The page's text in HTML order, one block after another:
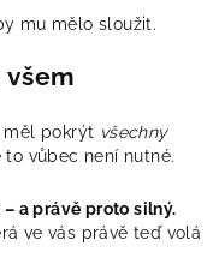
mu mělo sloužit.
měl pokrýt všechny
to vůbec není nutné.
a právě proto silný.
ve vás právě teď volá